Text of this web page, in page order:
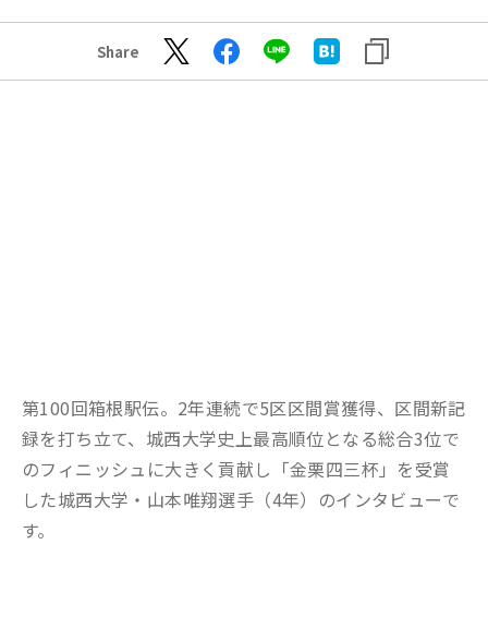
Share
第100回箱根駅伝。2年連続で5区区間賞獲得、区間新記
録を打ち立て、城西大学史上最高順位となる総合3位で
のフィニッシュに大きく貢献し「金栗四三杯」を受賞
した城西大学・山本唯翔選手（4年）のインタビューで
す。